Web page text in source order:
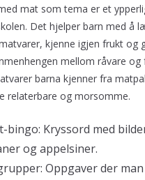
mat som tema er et
Det hjelper barn med å
kjenne igjen frukt og
mellom råvare og
barna kjenner fra
relaterbare og morsomme.
bingo: Kryssord med
og appelsiner.
Oppgaver der